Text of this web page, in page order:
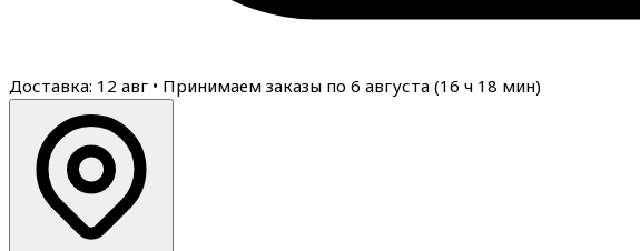
Доставка: 12 авг • Принимаем заказы по 6 августа (16 ч 18 мин)